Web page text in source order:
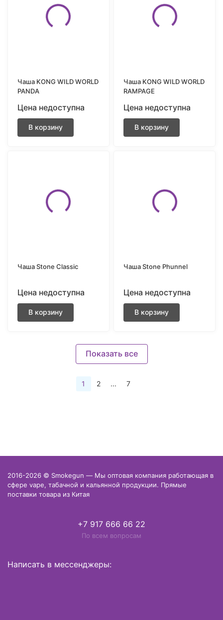
Чаша KONG WILD WORLD
PANDA
Цена недоступна
В корзину
Чаша KONG WILD WORLD
RAMPAGE
Цена недоступна
В корзину
Чаша Stone Classic
Цена недоступна
В корзину
Чаша Stone Phunnel
Цена недоступна
В корзину
Показать все
1 2 ... 7
2016-2026 © Smokegun — Мы оптовая компания работающая в
сфере vape, табачной и кальянной продукции. Прямые
поставки товара из Китая
+7 917 666 66 22
По всем вопросам
Написать в мессенджеры: